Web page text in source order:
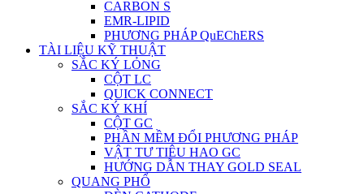
CARBON S
EMR-LIPID
PHƯƠNG PHÁP QuEChERS
TÀI LIỆU KỸ THUẬT
SẮC KÝ LỎNG
CỘT LC
QUICK CONNECT
SẮC KÝ KHÍ
CỘT GC
PHẦN MỀM ĐỔI PHƯƠNG PHÁP
VẬT TƯ TIÊU HAO GC
HƯỚNG DẪN THAY GOLD SEAL
QUANG PHỔ